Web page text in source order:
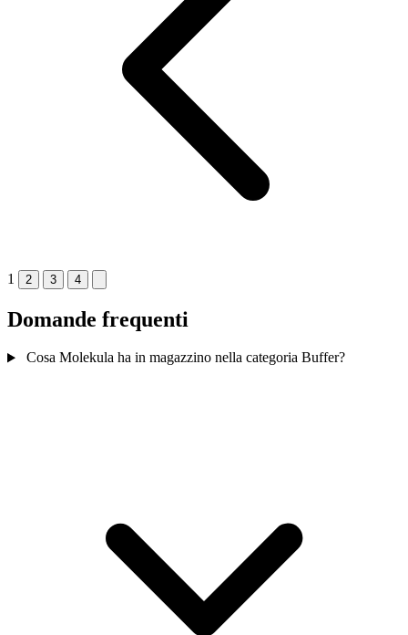
1 2 3 4
Domande frequenti
Cosa Molekula ha in magazzino nella categoria Buffer?